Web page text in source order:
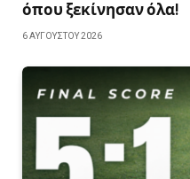
όπου ξεκίνησαν όλα!
6 ΑΥΓΟΎΣΤΟΥ 2026